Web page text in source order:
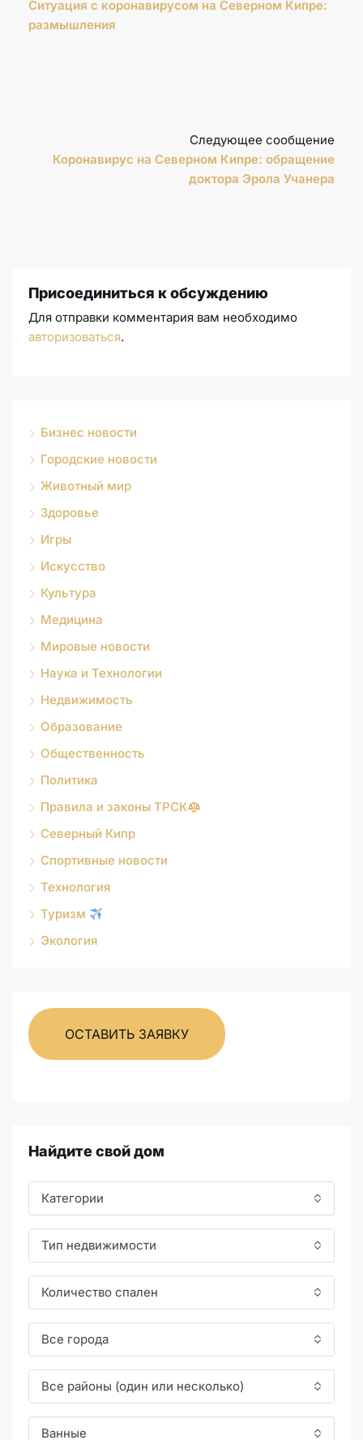
Ситуация с коронавирусом на Северном Кипре:
размышления
Следующее сообщение
Коронавирус на Северном Кипре: обращение
доктора Эрола Учанера
Присоединиться к обсуждению
Для отправки комментария вам необходимо
авторизоваться.
Бизнес новости
Городские новости
Животный мир
Здоровье
Игры
Искусство
Культура
Медицина
Мировые новости
Наука и Технологии
Недвижимость
Образование
Общественность
Политика
Правила и законы ТРСК
Северный Кипр
Спортивные новости
Технология
Туризм
Экология
ОСТАВИТЬ ЗАЯВКУ
Найдите свой дом
Категории
Тип недвижимости
Количество спален
Все города
Все районы (один или несколько)
Ванные